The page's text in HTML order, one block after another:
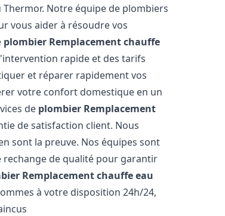
Notre équipe de plombiers
vous aider à résoudre vos
plombier Remplacement chauffe
rapide et des tarifs
et réparer rapidement vos
votre confort domestique en un
de plombier Remplacement
de satisfaction client. Nous
sont la preuve. Nos équipes sont
rechange de qualité pour garantir
Remplacement chauffe eau
à votre disposition 24h/24,